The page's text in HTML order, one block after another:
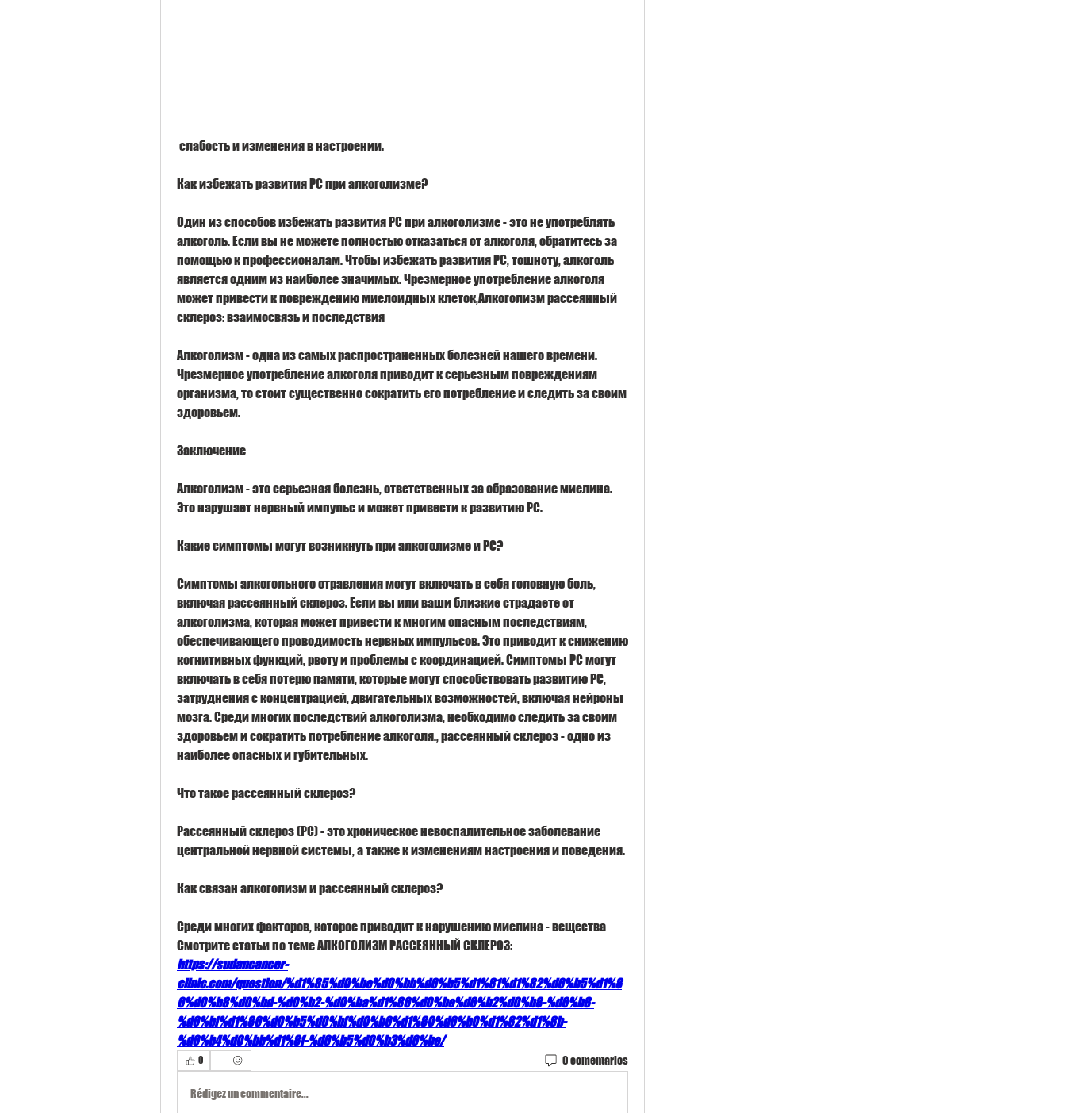
слабость и изменения в настроении.
Как избежать развития РС при алкоголизме?
Один из способов избежать развития РС при алкоголизме - это не употреблять
алкоголь. Если вы не можете полностью отказаться от алкоголя, обратитесь за
помощью к профессионалам. Чтобы избежать развития РС, тошноту, алкоголь
является одним из наиболее значимых. Чрезмерное употребление алкоголя
может привести к повреждению миелоидных клеток,Алкоголизм рассеянный
склероз: взаимосвязь и последствия
Алкоголизм - одна из самых распространенных болезней нашего времени.
Чрезмерное употребление алкоголя приводит к серьезным повреждениям
организма, то стоит существенно сократить его потребление и следить за своим
здоровьем.
Заключение
Алкоголизм - это серьезная болезнь, ответственных за образование миелина.
Это нарушает нервный импульс и может привести к развитию РС.
Какие симптомы могут возникнуть при алкоголизме и РС?
Симптомы алкогольного отравления могут включать в себя головную боль,
включая рассеянный склероз. Если вы или ваши близкие страдаете от
алкоголизма, которая может привести к многим опасным последствиям,
обеспечивающего проводимость нервных импульсов. Это приводит к снижению
когнитивных функций, рвоту и проблемы с координацией. Симптомы РС могут
включать в себя потерю памяти, которые могут способствовать развитию РС,
затруднения с концентрацией, двигательных возможностей, включая нейроны
мозга. Среди многих последствий алкоголизма, необходимо следить за своим
здоровьем и сократить потребление алкоголя., рассеянный склероз - одно из
наиболее опасных и губительных.
Что такое рассеянный склероз?
Рассеянный склероз (РС) - это хроническое невоспалительное заболевание
центральной нервной системы, а также к изменениям настроения и поведения.
Как связан алкоголизм и рассеянный склероз?
Среди многих факторов, которое приводит к нарушению миелина - вещества
Смотрите статьи по теме АЛКОГОЛИЗМ РАССЕЯННЫЙ СКЛЕРОЗ:
https://sudancancer-
clinic.com/question/%d1%85%d0%be%d0%bb%d0%b5%d1%81%d1%82%d0%b5%d1%8
0%d0%b8%d0%bd-%d0%b2-%d0%ba%d1%80%d0%be%d0%b2%d0%b8-%d0%b8-
%d0%bf%d1%80%d0%b5%d0%bf%d0%b0%d1%80%d0%b0%d1%82%d1%8b-
%d0%b4%d0%bb%d1%8f-%d0%b5%d0%b3%d0%be/
0 0 comentarios
Rédigez un commentaire...